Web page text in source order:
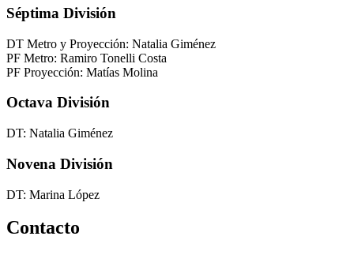
Séptima División
DT Metro y Proyección: Natalia Giménez
PF Metro: Ramiro Tonelli Costa
PF Proyección: Matías Molina
Octava División
DT: Natalia Giménez
Novena División
DT: Marina López
Contacto